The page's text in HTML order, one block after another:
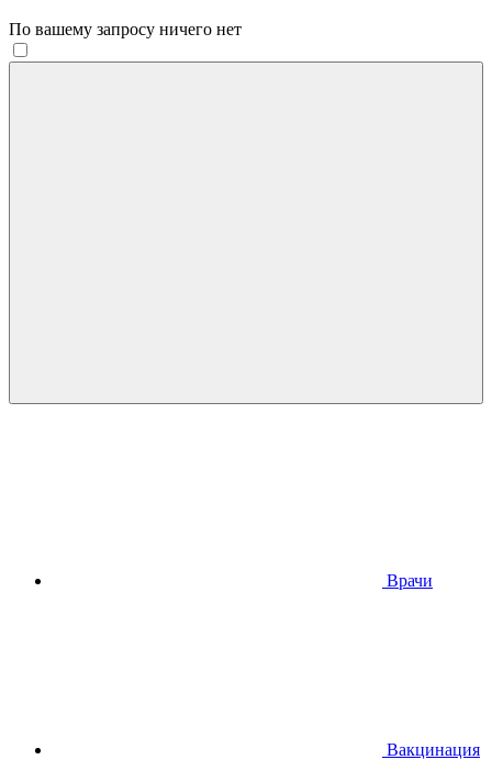
По вашему запросу ничего нет
Врачи
Вакцинация